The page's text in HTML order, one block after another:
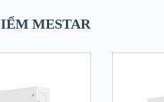
MESTAR